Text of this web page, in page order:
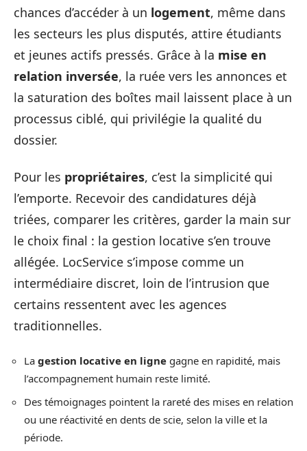
chances d’accéder à un logement, même dans
les secteurs les plus disputés, attire étudiants
et jeunes actifs pressés. Grâce à la mise en
relation inversée, la ruée vers les annonces et
la saturation des boîtes mail laissent place à un
processus ciblé, qui privilégie la qualité du
dossier.
Pour les propriétaires, c’est la simplicité qui
l’emporte. Recevoir des candidatures déjà
triées, comparer les critères, garder la main sur
le choix final : la gestion locative s’en trouve
allégée. LocService s’impose comme un
intermédiaire discret, loin de l’intrusion que
certains ressentent avec les agences
traditionnelles.
La gestion locative en ligne gagne en rapidité, mais
l’accompagnement humain reste limité.
Des témoignages pointent la rareté des mises en relation
ou une réactivité en dents de scie, selon la ville et la
période.